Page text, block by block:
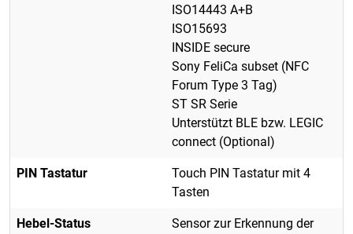
ISO14443 A+B
ISO15693
INSIDE secure
Sony FeliCa subset (NFC
Forum Type 3 Tag)
ST SR Serie
Unterstützt BLE bzw. LEGIC
connect (Optional)
PIN Tastatur
Touch PIN Tastatur mit 4
Tasten
Hebel-Status
Sensor zur Erkennung der